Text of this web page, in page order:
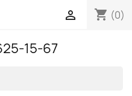
shopping_cart (0)

15-67